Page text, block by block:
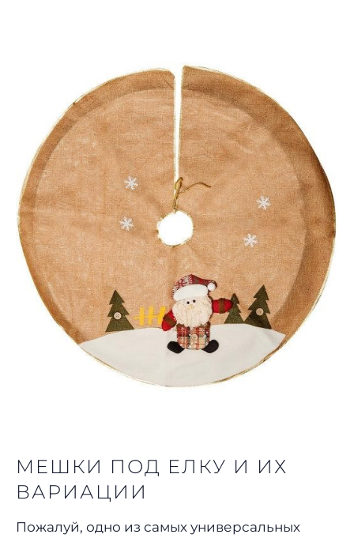
МЕШКИ ПОД ЕЛКУ И ИХ
ВАРИАЦИИ
Пожалуй, одно из самых универсальных